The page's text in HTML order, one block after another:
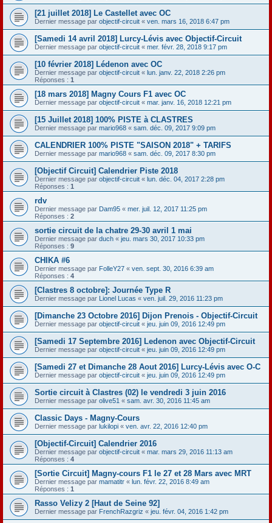
[21 juillet 2018] Le Castellet avec OC
Dernier message par objectif-circuit « ven. mars 16, 2018 6:47 pm
[Samedi 14 avril 2018] Lurcy-Lévis avec Objectif-Circuit
Dernier message par objectif-circuit « mer. févr. 28, 2018 9:17 pm
[10 février 2018] Lédenon avec OC
Dernier message par objectif-circuit « lun. janv. 22, 2018 2:26 pm
Réponses : 1
[18 mars 2018] Magny Cours F1 avec OC
Dernier message par objectif-circuit « mar. janv. 16, 2018 12:21 pm
[15 Juillet 2018] 100% PISTE à CLASTRES
Dernier message par mario968 « sam. déc. 09, 2017 9:09 pm
CALENDRIER 100% PISTE "SAISON 2018" + TARIFS
Dernier message par mario968 « sam. déc. 09, 2017 8:30 pm
[Objectif Circuit] Calendrier Piste 2018
Dernier message par objectif-circuit « lun. déc. 04, 2017 2:28 pm
Réponses : 1
rdv
Dernier message par Dam95 « mer. juil. 12, 2017 11:25 pm
Réponses : 2
sortie circuit de la chatre 29-30 avril 1 mai
Dernier message par duch « jeu. mars 30, 2017 10:33 pm
Réponses : 9
CHIKA #6
Dernier message par FolleY27 « ven. sept. 30, 2016 6:39 am
Réponses : 4
[Clastres 8 octobre]: Journée Type R
Dernier message par Lionel Lucas « ven. juil. 29, 2016 11:23 pm
[Dimanche 23 Octobre 2016] Dijon Prenois - Objectif-Circuit
Dernier message par objectif-circuit « jeu. juin 09, 2016 12:49 pm
[Samedi 17 Septembre 2016] Ledenon avec Objectif-Circuit
Dernier message par objectif-circuit « jeu. juin 09, 2016 12:49 pm
[Samedi 27 et Dimanche 28 Aout 2016] Lurcy-Lévis avec O-C
Dernier message par objectif-circuit « jeu. juin 09, 2016 12:49 pm
Sortie circuit à Clastres (02) le vendredi 3 juin 2016
Dernier message par olive51 « sam. avr. 30, 2016 11:45 am
Classic Days - Magny-Cours
Dernier message par lukilopi « ven. avr. 22, 2016 12:40 pm
[Objectif-Circuit] Calendrier 2016
Dernier message par objectif-circuit « mar. mars 29, 2016 11:13 am
Réponses : 4
[Sortie Circuit] Magny-cours F1 le 27 et 28 Mars avec MRT
Dernier message par mamatitr « lun. févr. 22, 2016 8:49 am
Réponses : 1
Rasso Velizy 2 [Haut de Seine 92]
Dernier message par FrenchRazgriz « jeu. févr. 04, 2016 1:42 pm